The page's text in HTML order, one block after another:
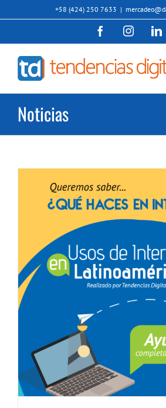
al
+58 (424) 250 7633 |
Facebook
Noticias